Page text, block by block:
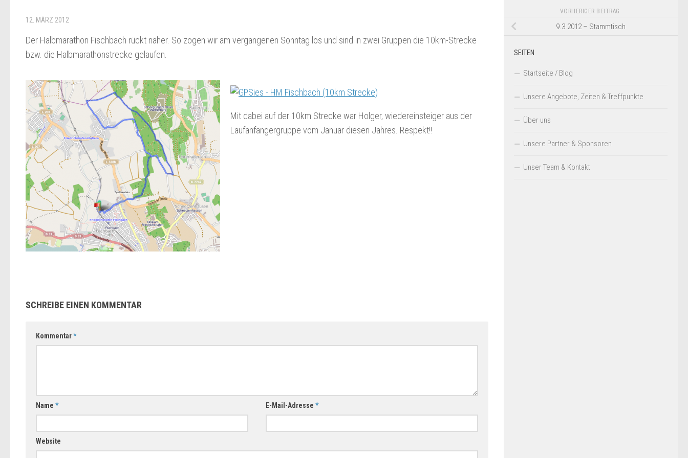
12. MÄRZ 2012
Der Halbmarathon Fischbach rückt näher. So zogen wir am vergangenen Sonntag los und sind in zwei Gruppen die 10km-Strecke
bzw. die Halbmarathonstrecke gelaufen.
Mit dabei auf der 10km Strecke war Holger, wiedereinsteiger aus der
Laufanfängergruppe vom Januar diesen Jahres. Respekt!!
SCHREIBE EINEN KOMMENTAR
Kommentar*
Name * E-Mail-Adresse*
Website
VORHERIGER BEITRAG
9.3.2012 – Stammtisch
SEITEN
Startseite / Blog
Unsere Angebote, Zeiten & Treffpunkte
Über uns
Unsere Partner & Sponsoren
Unser Team & Kontakt